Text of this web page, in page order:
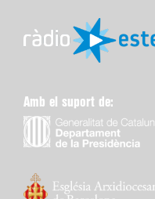
Amb el suport de: